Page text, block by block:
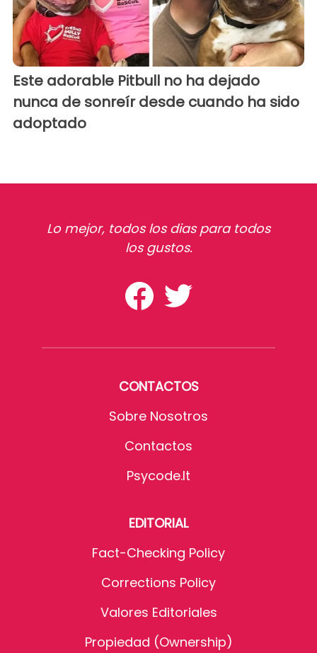
Este adorable Pitbull no ha dejado
nunca de sonreír desde cuando ha sido
adoptado
Lo mejor, todos los dias para todos
los gustos.
CONTACTOS
Sobre Nosotros
Contactos
Psycode.it
EDITORIAL
Fact-Checking Policy
Corrections Policy
Valores Editoriales
Propiedad (Ownership)